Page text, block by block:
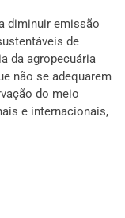
diminuir emissão
de
da agropecuária
não se adequarem
do meio
e internacionais,